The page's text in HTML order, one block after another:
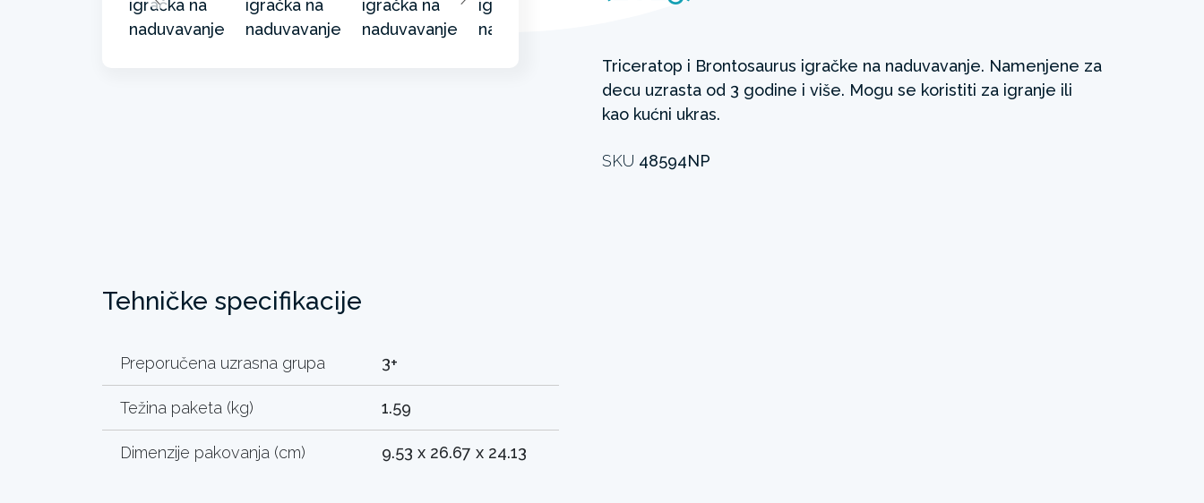
Triceratop i Brontosaurus igračke na naduvavanje. Namenjene za
decu uzrasta od 3 godine i više. Mogu se koristiti za igranje ili
kao kućni ukras.
SKU 48594NP
Tehničke specifikacije
Preporučena uzrasna grupa 3+
Težina paketa (kg) 1.59
Dimenzije pakovanja (cm) 9.53 x 26.67 x 24.13